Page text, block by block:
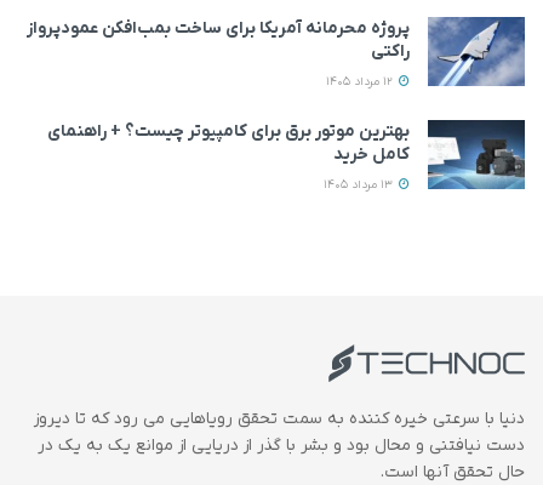
پروژه محرمانه آمریکا برای ساخت بمب‌افکن عمودپرواز
راکتی
بهترین موتور برق برای کامپیوتر چیست؟ + راهنمای
کامل خرید
دنیا با سرعتی خیره کننده به سمت تحقق رویاهایی می رود که تا دیروز
دست نیافتنی و محال بود و بشر با گذر از دریایی از موانع یک به یک در
حال تحقق آنها است.